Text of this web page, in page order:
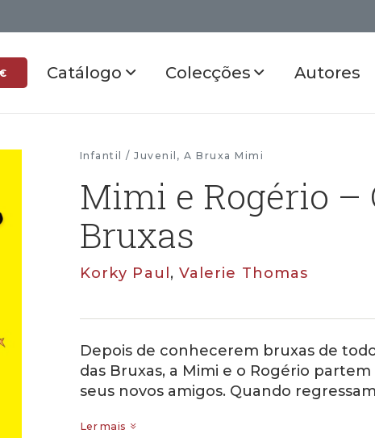
Catálogo Colecções Autores
Infantil / Juvenil ,A Bruxa Mimi
Mimi e Rogério –
Bruxas
Korky Paul, Valerie Thomas
Depois de conhecerem bruxas de
das Bruxas, a Mimi e o Rogério
seus novos amigos. Quando
Ler mais